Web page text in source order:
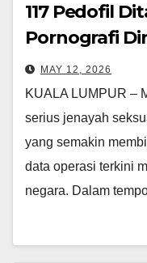
117 Pedofil
Pornografi
Seksual
Semakin
MAY 12, 2026
KUALA LUMPUR –
serius jenayah
yang semakin
data operasi terkini
negara. Dalam